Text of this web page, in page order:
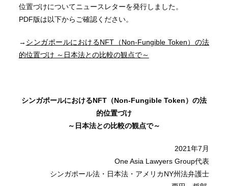
位置づけについてニュースレターを発行しました。
PDF版は以下からご確認ください。
→ シンガポールにおけるNFT（Non-Fungible Token）の法
的位置づけ ～日本法との比較の観点で～
シンガポールにおけるNFT（Non-Fungible Token）の法
的位置づけ
～日本法との比較の観点で～
2021年7月
One Asia Lawyers Group代表
シンガポール法・日本法・アメリカNY州法弁護士